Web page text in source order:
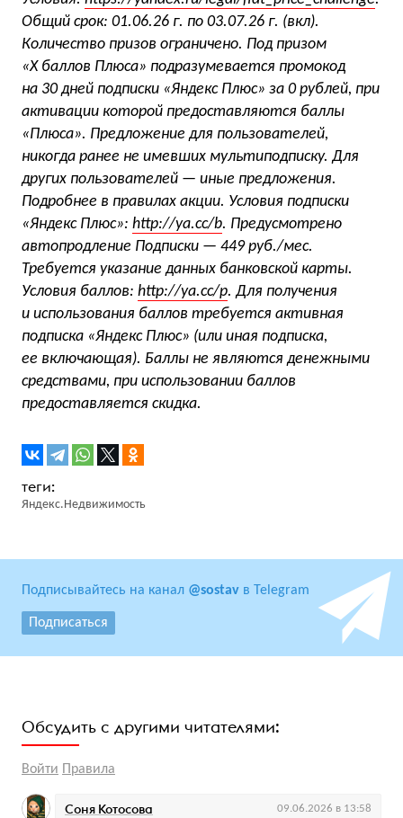
Общий срок: 01.06.26 г. по 03.07.26 г. (вкл).
Количество призов ограничено. Под призом
«Х баллов Плюса» подразумевается промокод
на 30 дней подписки «Яндекс Плюс» за 0 рублей, при
активации которой предоставляются баллы
«Плюса». Предложение для пользователей,
никогда ранее не имевших мультиподписку. Для
других пользователей — иные предложения.
Подробнее в правилах акции. Условия подписки
«Яндекс Плюс»: http://ya.cc/b. Предусмотрено
автопродление Подписки — 449 руб./мес.
Требуется указание данных банковской карты.
Условия баллов: http://ya.cc/p. Для получения
и использования баллов требуется активная
подписка «Яндекс Плюс» (или иная подписка,
ее включающая). Баллы не являются денежными
средствами, при использовании баллов
предоставляется скидка.
Яндекс.Недвижимость
Подписывайтесь на канал @sostav в Telegram
Подписаться
Обсудить с другими читателями:
Войти Правила
Соня Котосова 09.06.2026 в 13:58